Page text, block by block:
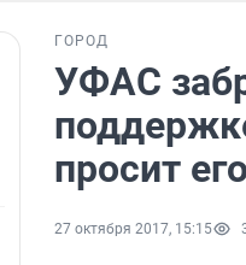
ГОРОД
УФАС
просит
27 октября 2017, 15:15